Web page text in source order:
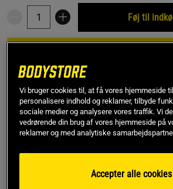
Føj til
ved køb over 799 kr.
*Gælder ikke drikkevarer eller gavekort.
17350028547149
Vi bruger cookies til, at få vores hjemmeside
personalisere indhold og reklamer, tilbyde
sociale medier og analysere vores traffik. Vi
vedrørende din brug af vores hjemmeside på
reklamer og med analytiske
Accepter alle cookies